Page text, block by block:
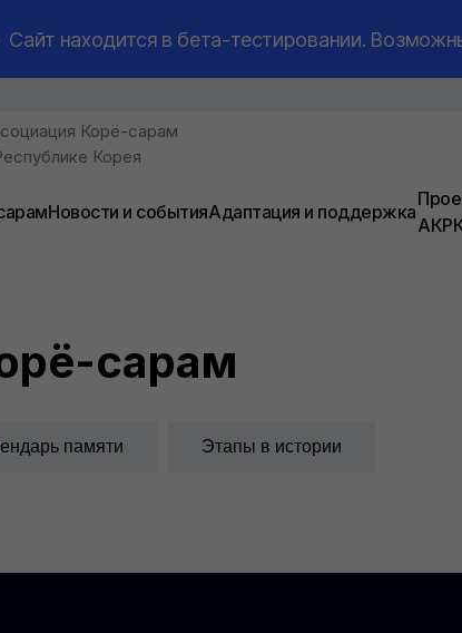
в бета-тестировании. Возможны
Корё-сарам
Корея
Новости и событияАдаптация и поддержка
сарам
памяти Этапы в истории